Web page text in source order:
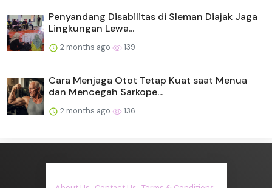
Penyandang Disabilitas di Sleman Diajak Jaga
Lingkungan Lewa...
2 months ago 139
Cara Menjaga Otot Tetap Kuat saat Menua
dan Mencegah Sarkope...
2 months ago 136